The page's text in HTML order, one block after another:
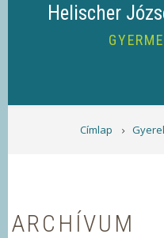
Helischer
MORZSA
Címlap
ARCHÍVUM